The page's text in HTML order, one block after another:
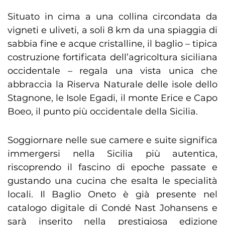
Situato in cima a una collina circondata da
vigneti e uliveti, a soli 8 km da una spiaggia di
sabbia fine e acque cristalline, il baglio – tipica
costruzione fortificata dell’agricoltura siciliana
occidentale – regala una vista unica che
abbraccia la Riserva Naturale delle isole dello
Stagnone, le Isole Egadi, il monte Erice e Capo
Boeo, il punto più occidentale della Sicilia.
Soggiornare nelle sue camere e suite significa
immergersi nella Sicilia più autentica,
riscoprendo il fascino di epoche passate e
gustando una cucina che esalta le specialità
locali. Il Baglio Oneto è già presente nel
catalogo digitale di Condé Nast Johansens e
sarà inserito nella prestigiosa edizione